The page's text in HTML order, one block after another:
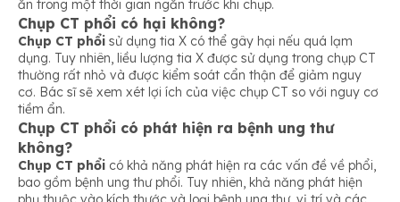
ăn trong một thời gian ngắn trước khi chụp.
Chụp CT phổi có hại không?
Chụp CT phổi sử dụng tia X có thể gây hại nếu quá lạm
dụng. Tuy nhiên, liều lượng tia X được sử dụng trong chụp CT
thường rất nhỏ và được kiểm soát cẩn thận để giảm nguy
cơ. Bác sĩ sẽ xem xét lợi ích của việc chụp CT so với nguy cơ
tiềm ẩn.
Chụp CT phổi có phát hiện ra bệnh ung thư
không?
Chụp CT phổi có khả năng phát hiện ra các vấn đề về phổi,
bao gồm bệnh ung thư phổi. Tuy nhiên, khả năng phát hiện